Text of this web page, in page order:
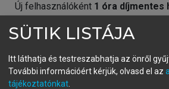
Új felhasználóként 1 óra
fiókoddal,vagy hozz
A regisztráció után apróbaidőszak
SÜTIK LISTÁJA
Itt láthatja és testreszabhatja az önről
További információért kérjük, olvasd el az
tájékoztatónkat